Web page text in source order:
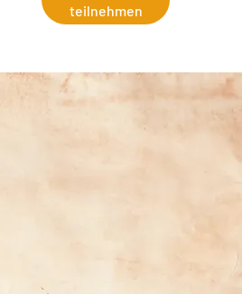
teilnehmen